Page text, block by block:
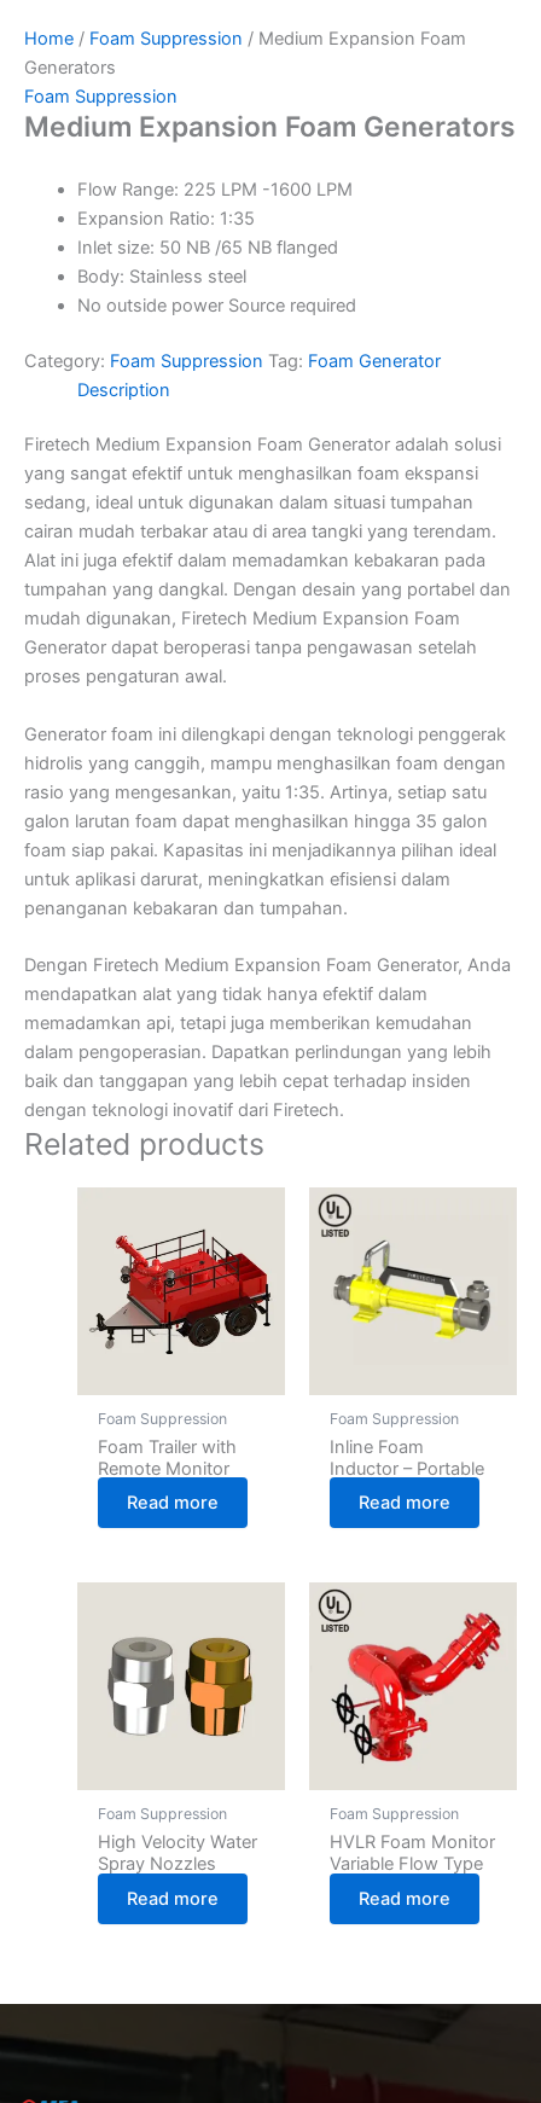
Home / Foam Suppression / Medium Expansion Foam
Generators
Foam Suppression
Medium Expansion Foam Generators
Flow Range: 225 LPM -1600 LPM
Expansion Ratio: 1:35
Inlet size: 50 NB /65 NB flanged
Body: Stainless steel
No outside power Source required
Category: Foam Suppression Tag: Foam Generator
Description
Firetech Medium Expansion Foam Generator adalah solusi
yang sangat efektif untuk menghasilkan foam ekspansi
sedang, ideal untuk digunakan dalam situasi tumpahan
cairan mudah terbakar atau di area tangki yang terendam.
Alat ini juga efektif dalam memadamkan kebakaran pada
tumpahan yang dangkal. Dengan desain yang portabel dan
mudah digunakan, Firetech Medium Expansion Foam
Generator dapat beroperasi tanpa pengawasan setelah
proses pengaturan awal.
Generator foam ini dilengkapi dengan teknologi penggerak
hidrolis yang canggih, mampu menghasilkan foam dengan
rasio yang mengesankan, yaitu 1:35. Artinya, setiap satu
galon larutan foam dapat menghasilkan hingga 35 galon
foam siap pakai. Kapasitas ini menjadikannya pilihan ideal
untuk aplikasi darurat, meningkatkan efisiensi dalam
penanganan kebakaran dan tumpahan.
Dengan Firetech Medium Expansion Foam Generator, Anda
mendapatkan alat yang tidak hanya efektif dalam
memadamkan api, tetapi juga memberikan kemudahan
dalam pengoperasian. Dapatkan perlindungan yang lebih
baik dan tanggapan yang lebih cepat terhadap insiden
dengan teknologi inovatif dari Firetech.
Related products
Foam Suppression
Foam Trailer with
Remote Monitor
Read more
Foam Suppression
Inline Foam
Inductor – Portable
Read more
Foam Suppression
High Velocity Water
Spray Nozzles
Read more
Foam Suppression
HVLR Foam Monitor
Variable Flow Type
Read more